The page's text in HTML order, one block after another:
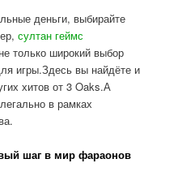
деньги, выбирайте
султан геймс
только широкий выбор
игры.Здесь вы найдёте и
хитов от 3 Oaks.А
в рамках
шаг в мир фараонов